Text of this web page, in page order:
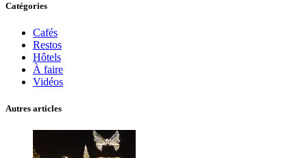
Catégories
Cafés
Restos
Hôtels
À faire
Vidéos
Autres articles